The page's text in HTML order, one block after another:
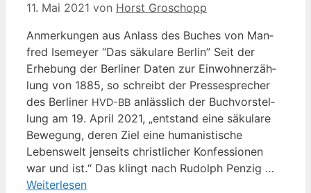
11. Mai 2021 von Horst Groschopp
Anmer­kun­gen aus Anlass des Buches von Man­
fred Ise­mey­er “Das säku­la­re Ber­lin” Seit der
Erhe­bung der Ber­li­ner Daten zur Ein­woh­ner­zäh­
lung von 1885, so schreibt der Pres­se­spre­cher
des Ber­li­ner HVD-BB anläss­lich der Buch­vor­stel­
lung am 19. April 2021, „ent­stand eine säku­la­re
Bewe­gung, deren Ziel eine huma­nis­ti­sche
Lebens­welt jen­seits christ­li­cher Kon­fes­sio­nen
war und ist.“ Das klingt nach Rudolph Pen­zig …
Wei­ter­le­sen